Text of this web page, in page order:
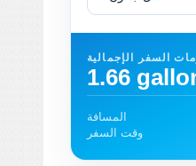
السفر الإجمالية
1.66
المسافة
وقت السفر